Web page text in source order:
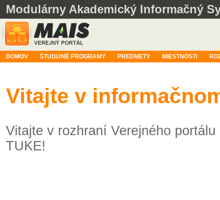
Modulárny Akademický Informačný
DOMOV ŠTUDIJNÉ PROGRAMY PREDMETY MIESTNOSTI
Vitajte v
Vitajte v rozhraní Verejného
TUKE!